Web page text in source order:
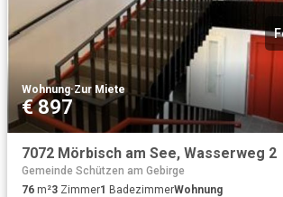
Wohnung·Zur Miete
€ 897
7072 Mörbisch am See, Wasserweg 2
Gemeinde Schützen am Gebirge
76 m²3 Zimmer1 BadezimmerWohnung